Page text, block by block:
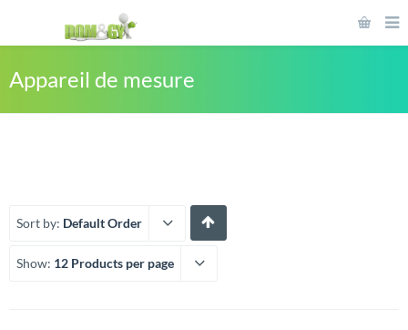
Appareil de mesure
Sort by: Default Order
Show: 12 Products per page